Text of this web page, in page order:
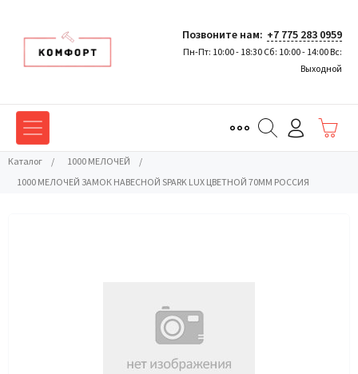
Позвоните нам: +7 775 283 0959
Пн-Пт: 10:00 - 18:30 Сб: 10:00 - 14:00 Вс:
Выходной
Каталог / 1000 МЕЛОЧЕЙ
/
1000 МЕЛОЧЕЙ ЗАМОК НАВЕСНОЙ SPARK LUX ЦВЕТНОЙ 70ММ РОССИЯ